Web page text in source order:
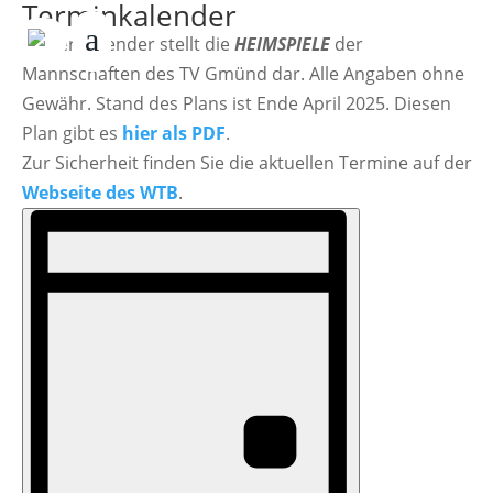
Terminkalender
Dieser Kalender stellt die HEIMSPIELEder
Mannschaften des TV Gmünd dar. Alle Angaben ohne
Gewähr. Stand des Plans ist Ende April 2025. Diesen
Plan gibt es hier als PDF.
Zur Sicherheit finden Sie die aktuellen Termine auf der
Webseite des WTB.
Veranstaltungen
27.Juni
Ansichten-
Veranstaltung
Ansichten-
Navigation